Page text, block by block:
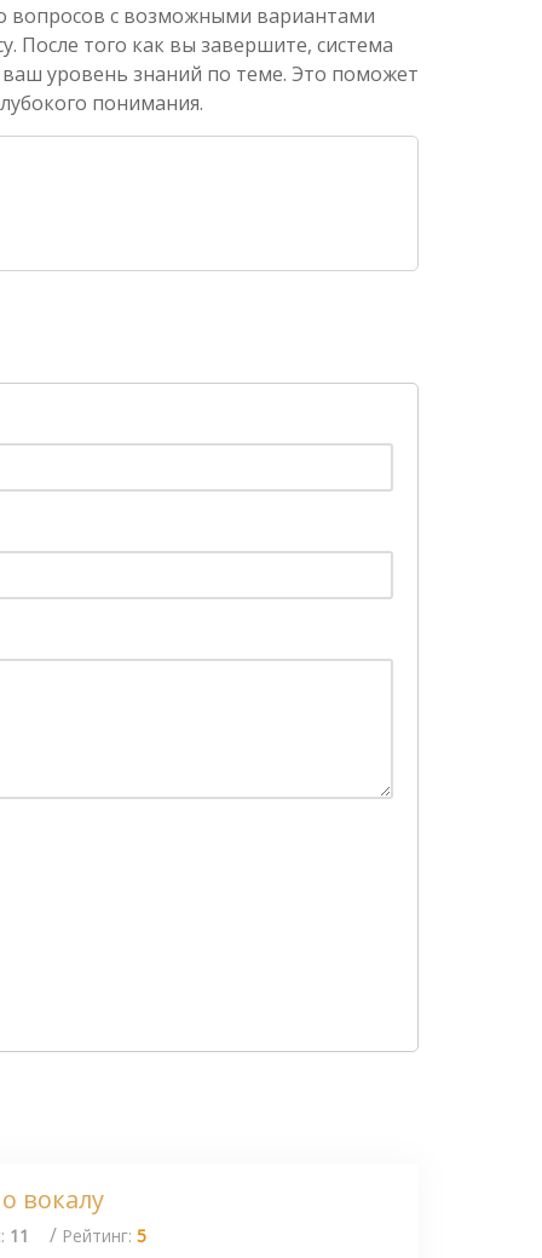
вопросов с возможными вариантами
После того как вы завершите, система
уровень знаний по теме. Это поможет
понимания.
вокалу
11 / Рейтинг: 5